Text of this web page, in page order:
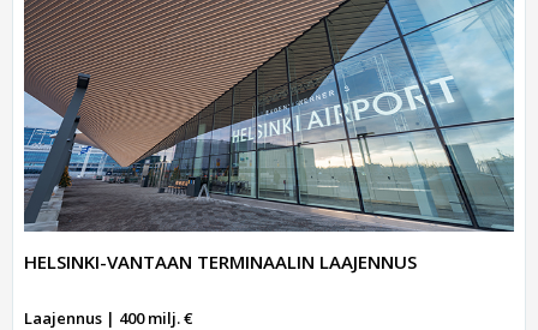
HELSINKI-VANTAAN TERMINAALIN LAAJENNUS
Laajennus | 400 milj. €